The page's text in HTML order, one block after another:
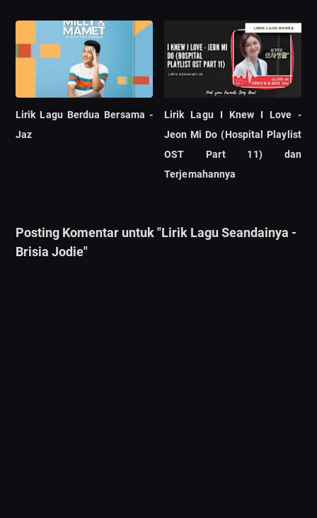
Lirik Lagu Berdua Bersama -
Jaz
Lirik Lagu I Knew I Love -
Jeon Mi Do (Hospital Playlist
OST Part 11) dan
Terjemahannya
Posting Komentar untuk "Lirik Lagu Seandainya -
Brisia Jodie"